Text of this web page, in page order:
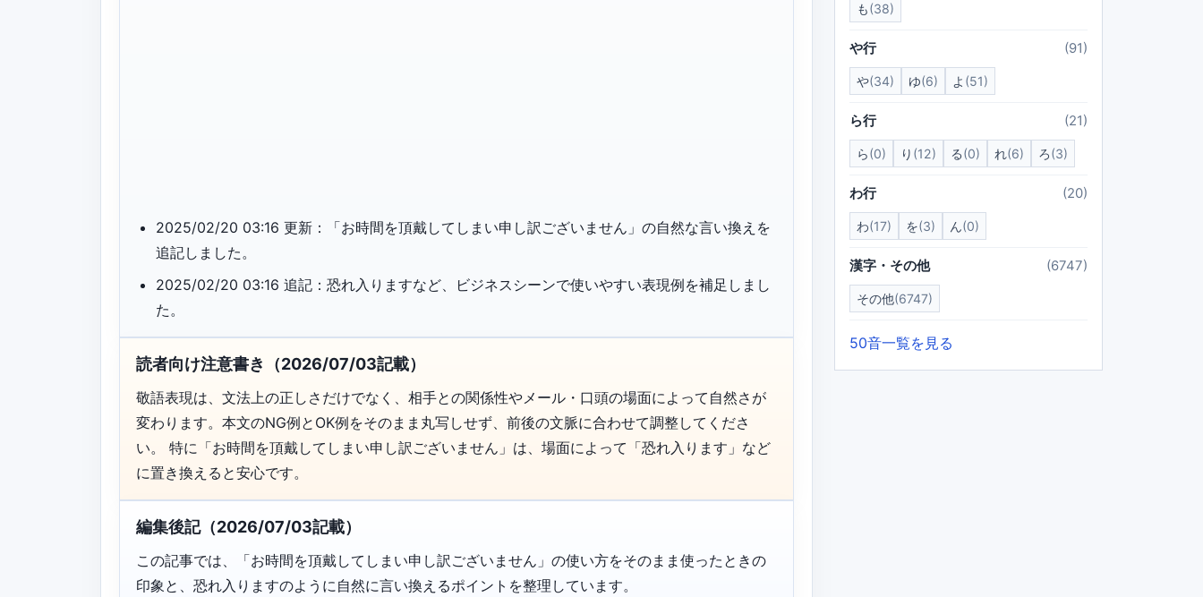
2025/02/20 03:16 更新：「お時間を頂戴してしまい申し訳ございません」の自然な言い換えを
追記しました。
2025/02/20 03:16 追記：恐れ入りますなど、ビジネスシーンで使いやすい表現例を補足しまし
た。
読者向け注意書き（2026/07/03記載）
敬語表現は、文法上の正しさだけでなく、相手との関係性やメール・口頭の場面によって自然さが
変わります。本文のNG例とOK例をそのまま丸写しせず、前後の文脈に合わせて調整してくださ
い。 特に「お時間を頂戴してしまい申し訳ございません」は、場面によって「恐れ入ります」など
に置き換えると安心です。
編集後記（2026/07/03記載）
この記事では、「お時間を頂戴してしまい申し訳ございません」の使い方をそのまま使ったときの
印象と、恐れ入りますのように自然に言い換えるポイントを整理しています。
も(38)
や行 (91)
や(34) ゆ(6) よ (51)
ら行 (21)
ら(0) り (12) る(0) れ(6) ろ(3)
わ行 (20)
わ(17) を(3) ん(0)
漢字・その他 (6747)
その他(6747)
50音一覧を見る